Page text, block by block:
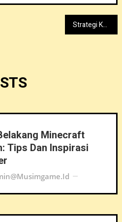
Strategi Kombinasi Pasangan Hero Mobile Legends Terbaik Untuk Mendominasi Pertandingan
Minecraft
Tips Dan Inspirasi